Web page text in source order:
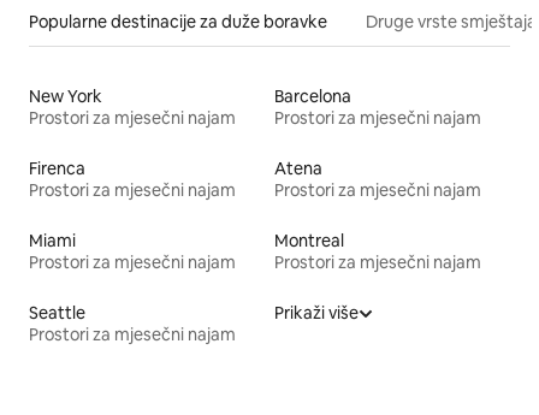
Popularne destinacije za duže boravke Druge vrste smještaja
New York
Prostori za mjesečni najam
Barcelona
Prostori za mjesečni najam
Firenca
Prostori za mjesečni najam
Atena
Prostori za mjesečni najam
Miami
Prostori za mjesečni najam
Montreal
Prostori za mjesečni najam
Seattle
Prostori za mjesečni najam
Prikaži više